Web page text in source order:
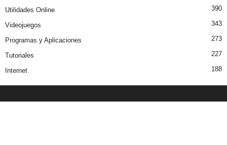
Utilidades Online 390
Videojuegos 343
Programas y Aplicaciones 273
Tutoriales 227
Internet 188